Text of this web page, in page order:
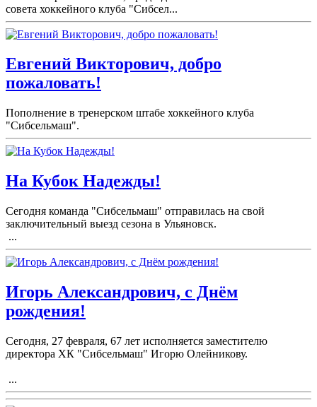
совета хоккейного клуба "Сибсел...
Евгений Викторович, добро
пожаловать!
Пополнение в тренерском штабе хоккейного клуба
"Сибсельмаш".
На Кубок Надежды!
Сегодня команда "Сибсельмаш" отправилась на свой
заключительный выезд сезона в Ульяновск.
...
Игорь Александрович, с Днём
рождения!
Сегодня, 27 февраля, 67 лет исполняется заместителю
директора ХК "Сибсельмаш" Игорю Олейникову.
...